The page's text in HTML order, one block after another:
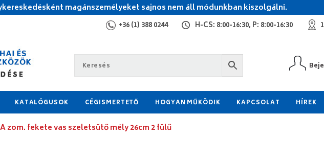
magánszemélyeket sajnos nem áll módunkban kiszolgálni.
+36 (1) 388 0244 H-CS: 8:00-16:30, P: 8:00-16:30
KATALÓGUSOK CÉGISMERTETŐ HOGYAN MŰKÖDIK KAPCSOLAT HÍREK
zom. fekete vas szeletsütő mély 26cm 2 fülű